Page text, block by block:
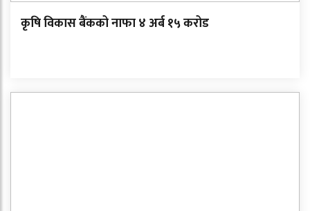
कृषि विकास बैंकको नाफा ४ अर्ब १५ करोड